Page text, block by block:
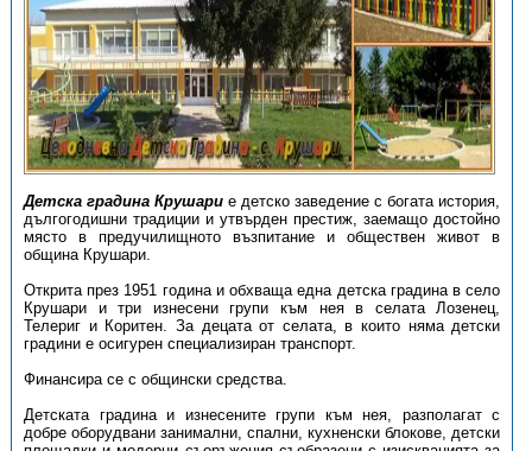
Детска градина Крушари е детско заведение с богата история,
дългогодишни традиции и утвърден престиж, заемащо достойно
място в предучилищното възпитание и обществен живот в
община Крушари.
Открита през 1951 година и обхваща една детска градина в село
Крушари и три изнесени групи към нея в селата Лозенец,
Телериг и Коритен. За децата от селата, в които няма детски
градини е осигурен специализиран транспорт.
Финансира се с общински средства.
Детската градина и изнесените групи към нея, разполагат с
добре оборудвани занимални, спални, кухненски блокове, детски